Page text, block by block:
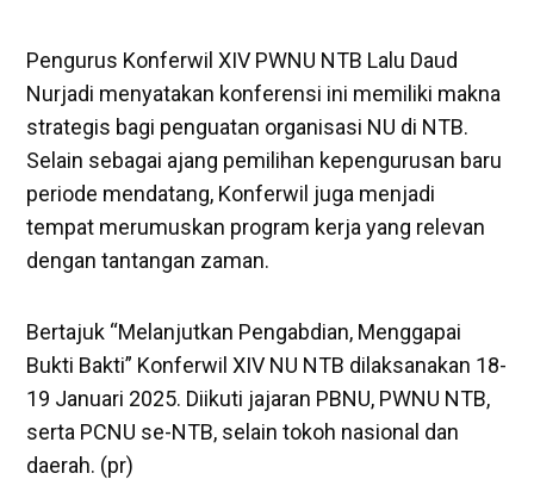
Pengurus Konferwil XIV PWNU NTB Lalu Daud
Nurjadi menyatakan konferensi ini memiliki makna
strategis bagi penguatan organisasi NU di NTB.
Selain sebagai ajang pemilihan kepengurusan baru
periode mendatang, Konferwil juga menjadi
tempat merumuskan program kerja yang relevan
dengan tantangan zaman.
Bertajuk “Melanjutkan Pengabdian, Menggapai
Bukti Bakti” Konferwil XIV NU NTB dilaksanakan 18-
19 Januari 2025. Diikuti jajaran PBNU, PWNU NTB,
serta PCNU se-NTB, selain tokoh nasional dan
daerah. (pr)